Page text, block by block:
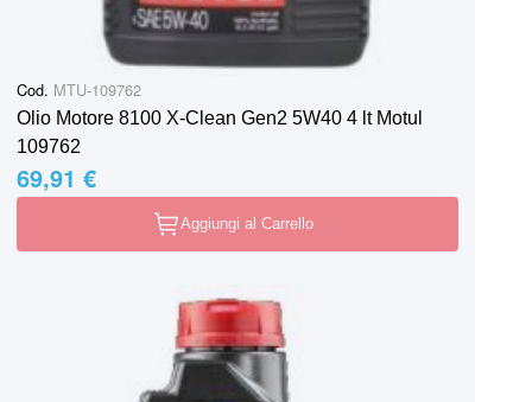
Cod. MTU-109762
Olio Motore 8100 X-Clean Gen2 5W40 4 lt Motul
109762
69,91 €
Aggiungi al Carrello